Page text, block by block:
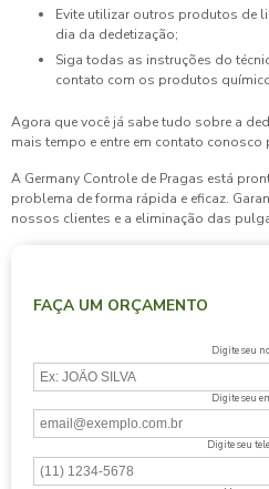
Evite utilizar outros produtos de limpeza ou inseticidas no mesmo
dia da dedetização;
Siga todas as instruções do técnico responsável e não entre em
contato com os produtos
Agora que você já sabe tudo sobre a
mais tempo e entre em contato
A Germany Controle de Pragas está
problema de forma rápida e eficaz.
nossos clientes e a eliminação das
FAÇA UM ORÇAMENTO
Digite seu
Digite seu
Digite seu